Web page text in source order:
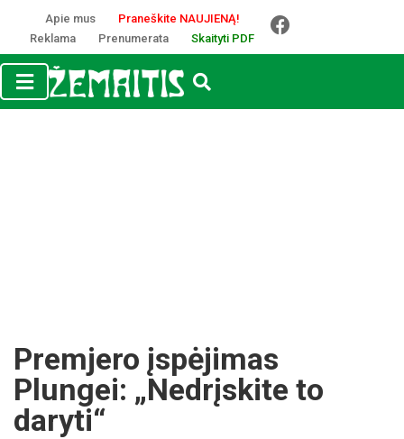
Apie mus
Praneškite NAUJIENĄ!
Reklama
Prenumerata Skaityti PDF
Premjero įspėjimas
Plungei: „Nedrįskite to
daryti“